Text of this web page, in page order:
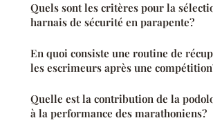
Quels sont les critères pour la
harnais de sécurité en parapente?
En quoi consiste une routine de
les escrimeurs après une
Quelle est la contribution de la
à la performance des marathoniens?